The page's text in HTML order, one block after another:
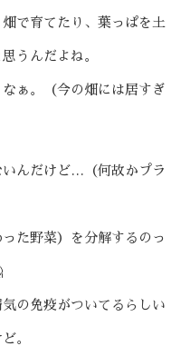
で育てたり、葉っぱを土
うんだよね。
ぁ。（今の畑には居すぎ
いんだけど…（何故かプラ
た野菜）を分解するのっ
の免疫がついてるらしい
。